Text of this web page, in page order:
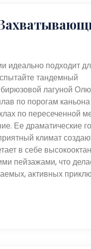
идеально подходит
тандемный
лагуной
по порогам каньона
по пересеченной
Ее драматические
климат
в себе
пейзажами, что
активных